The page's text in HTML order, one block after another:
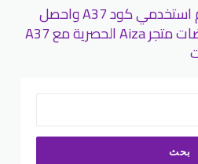
يوفر متجر Aiza أكواد خصم استخدمي كود A37 واحصل
تخفيضات متجر Aiza الحصرية مع A37